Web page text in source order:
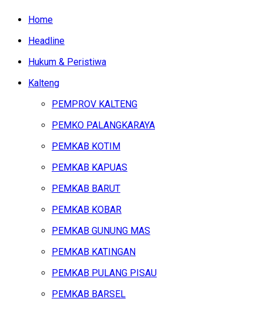
Home
Headline
Hukum & Peristiwa
Kalteng
PEMPROV KALTENG
PEMKO PALANGKARAYA
PEMKAB KOTIM
PEMKAB KAPUAS
PEMKAB BARUT
PEMKAB KOBAR
PEMKAB GUNUNG MAS
PEMKAB KATINGAN
PEMKAB PULANG PISAU
PEMKAB BARSEL